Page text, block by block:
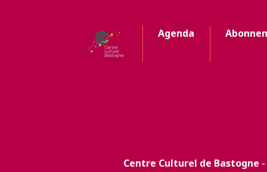
Agenda
Centre Culturel de Bastogne